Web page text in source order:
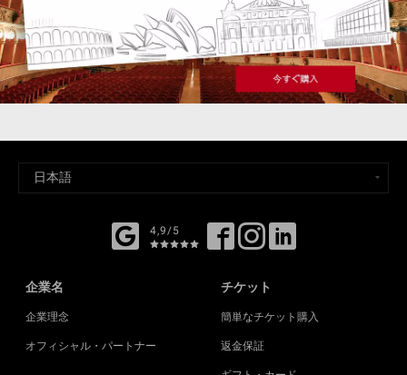
4,9/5
企業名
企業理念
オフィシャル・パートナー
チケット
簡単なチケット購入
返金保証